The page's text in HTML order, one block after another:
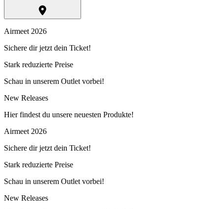
Airmeet 2026
Sichere dir jetzt dein Ticket!
Stark reduzierte Preise
Schau in unserem Outlet vorbei!
New Releases
Hier findest du unsere neuesten Produkte!
Airmeet 2026
Sichere dir jetzt dein Ticket!
Stark reduzierte Preise
Schau in unserem Outlet vorbei!
New Releases